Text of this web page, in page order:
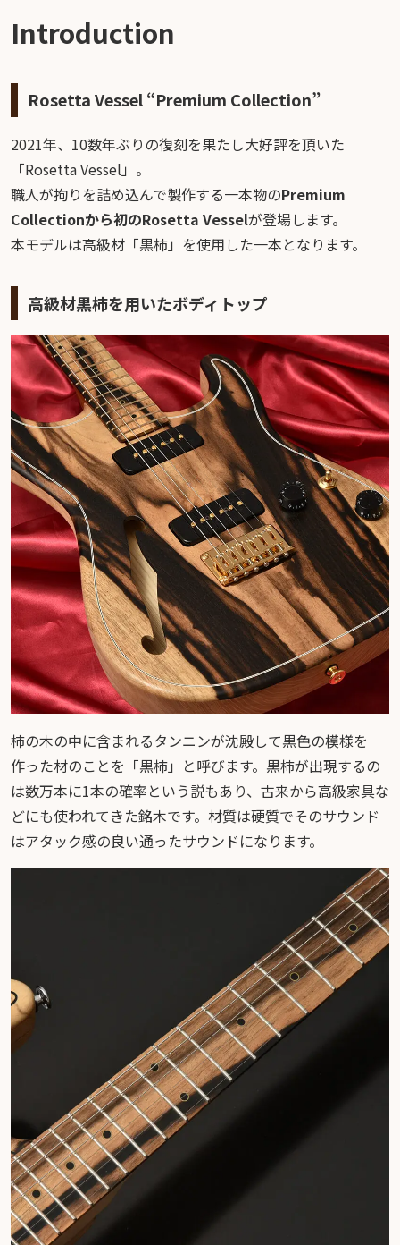
Introduction
Rosetta Vessel “Premium Collection”
2021年、10数年ぶりの復刻を果たし大好評を頂いた
「Rosetta Vessel」。
職人が拘りを詰め込んで製作する一本物のPremium
Collectionから初のRosetta Vesselが登場します。
本モデルは高級材「黒柿」を使用した一本となります。
高級材黒柿を用いたボディトップ
柿の木の中に含まれるタンニンが沈殿して黒色の模様を
作った材のことを「黒柿」と呼びます。黒柿が出現するの
は数万本に1本の確率という説もあり、古来から高級家具な
どにも使われてきた銘木です。材質は硬質でそのサウンド
はアタック感の良い通ったサウンドになります。